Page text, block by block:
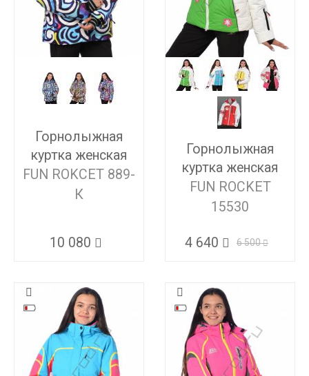
Горнолыжная
куртка женская
FUN ROKCET 889-
К
10 080
Горнолыжная
куртка женская
FUN ROCKET
15530
4 640 6 500